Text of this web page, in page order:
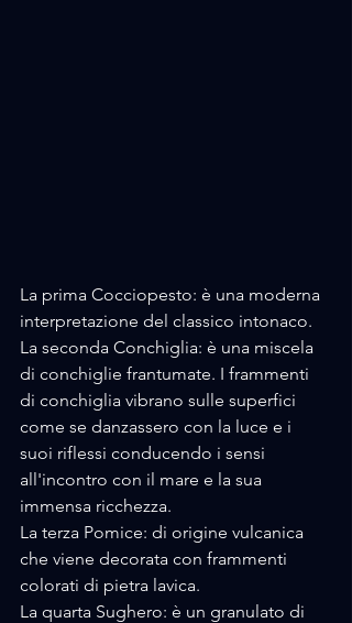
La prima Cocciopesto: è una moderna
interpretazione del classico intonaco.
La seconda Conchiglia: è una miscela
di conchiglie frantumate. I frammenti
di conchiglia vibrano sulle superfici
come se danzassero con la luce e i
suoi riflessi conducendo i sensi
all'incontro con il mare e la sua
immensa ricchezza.
La terza Pomice: di origine vulcanica
che viene decorata con frammenti
colorati di pietra lavica.
La quarta Sughero: è un granulato di